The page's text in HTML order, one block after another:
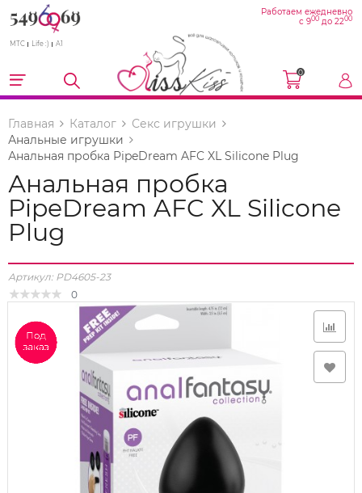
МТС Life :) A1
Работаем ежедневно
с 900 до 2200
0
Главная Каталог
Секс игрушки
Анальные игрушки
Анальная пробка PipeDream AFC XL Silicone Plug
Анальная пробка
PipeDream AFC XL Silicone
Plug
Артикул: PD4605-23
0